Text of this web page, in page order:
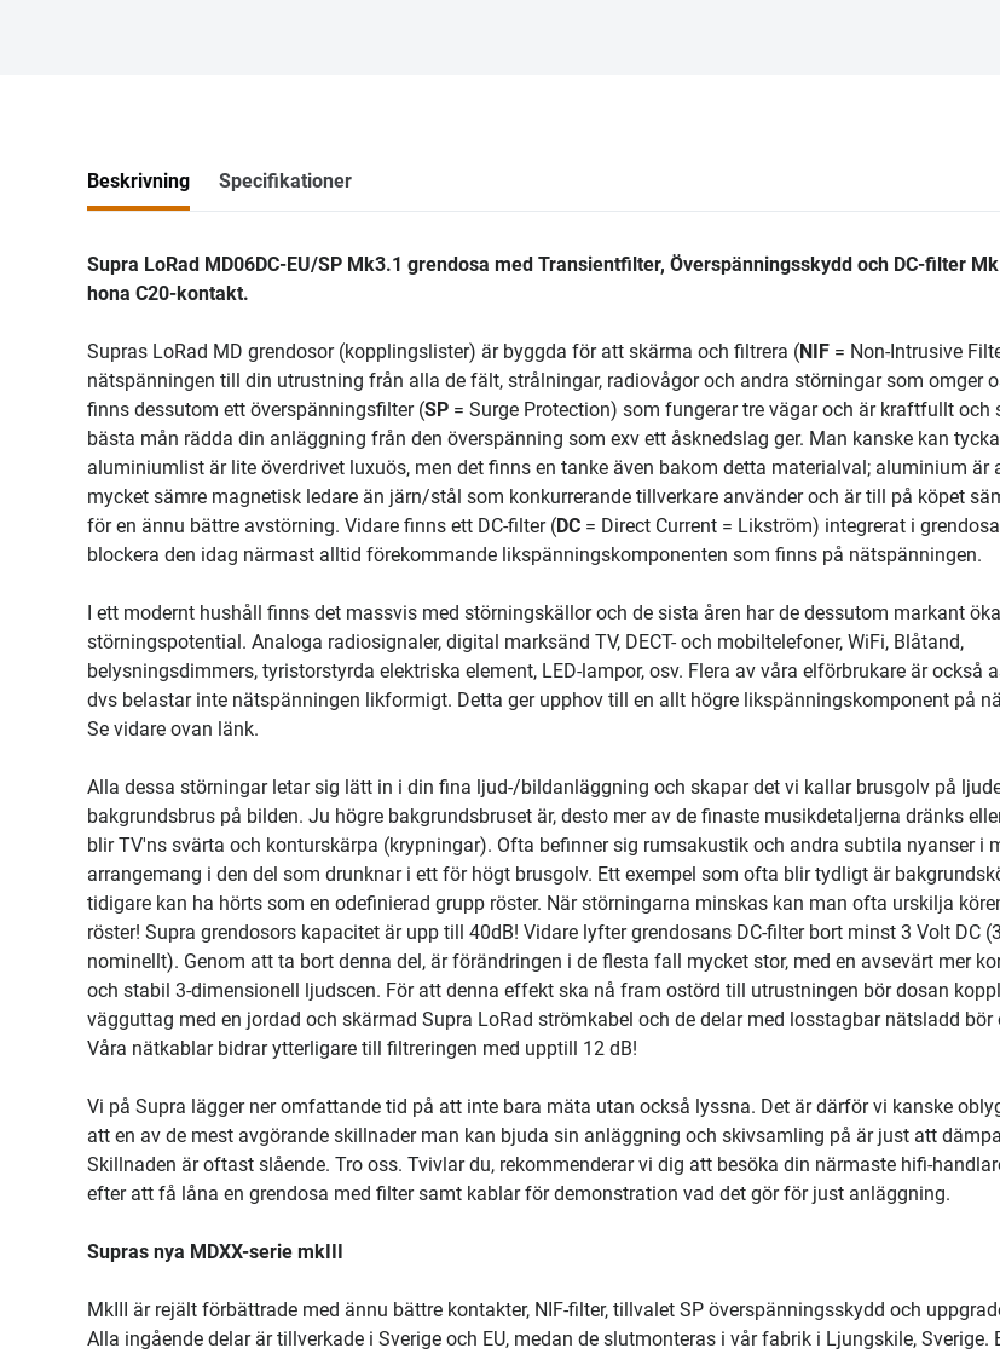
Beskrivning Specifikationer
Supra LoRad MD06DC-EU/SP Mk3.1 grendosa med Transientfilter, Överspänningsskydd och DC-filter
hona C20-kontakt.
Supras LoRad MD grendosor (kopplingslister) är byggda för att skärma och filtrera (NIF = Non-Intrusive
nätspänningen till din utrustning från alla de fält, strålningar, radiovågor och andra störningar som omger
finns dessutom ett överspänningsfilter (SP = Surge Protection) som fungerar tre vägar och är kraftfullt och
bästa mån rädda din anläggning från den överspänning som exv ett åsknedslag ger. Man kanske kan
aluminiumlist är lite överdrivet luxuös, men det finns en tanke även bakom detta materialval; aluminium är
mycket sämre magnetisk ledare än järn/stål som konkurrerande tillverkare använder och är till på köpet
för en ännu bättre avstörning. Vidare finns ett DC-filter (DC = Direct Current = Likström) integrerat i
blockera den idag närmast alltid förekommande likspänningskomponenten som finns på nätspänningen.
I ett modernt hushåll finns det massvis med störningskällor och de sista åren har de dessutom markant
störningspotential. Analoga radiosignaler, digital marksänd TV, DECT- och mobiltelefoner, WiFi, Blåtand,
belysningsdimmers, tyristorstyrda elektriska element, LED-lampor, osv. Flera av våra elförbrukare är också
dvs belastar inte nätspänningen likformigt. Detta ger upphov till en allt högre likspänningskomponent på
Se vidare ovan länk.
Alla dessa störningar letar sig lätt in i din fina ljud-/bildanläggning och skapar det vi kallar brusgolv på
bakgrundsbrus på bilden. Ju högre bakgrundsbruset är, desto mer av de finaste musikdetaljerna dränks
blir TV'ns svärta och konturskärpa (krypningar). Ofta befinner sig rumsakustik och andra subtila nyanser i
arrangemang i den del som drunknar i ett för högt brusgolv. Ett exempel som ofta blir tydligt är
tidigare kan ha hörts som en odefinierad grupp röster. När störningarna minskas kan man ofta urskilja
röster! Supra grendosors kapacitet är upp till 40dB! Vidare lyfter grendosans DC-filter bort minst 3 Volt DC
nominellt). Genom att ta bort denna del, är förändringen i de flesta fall mycket stor, med en avsevärt mer
och stabil 3-dimensionell ljudscen. För att denna effekt ska nå fram ostörd till utrustningen bör dosan
vägguttag med en jordad och skärmad Supra LoRad strömkabel och de delar med losstagbar nätsladd bör
Våra nätkablar bidrar ytterligare till filtreringen med upptill 12 dB!
Vi på Supra lägger ner omfattande tid på att inte bara mäta utan också lyssna. Det är därför vi kanske
att en av de mest avgörande skillnader man kan bjuda sin anläggning och skivsamling på är just att
Skillnaden är oftast slående. Tro oss. Tvivlar du, rekommenderar vi dig att besöka din närmaste hifi-
efter att få låna en grendosa med filter samt kablar för demonstration vad det gör för just anläggning.
Supras nya MDXX-serie mkIII
MkIII är rejält förbättrade med ännu bättre kontakter, NIF-filter, tillvalet SP överspänningsskydd och
Alla ingående delar är tillverkade i Sverige och EU, medan de slutmonteras i vår fabrik i Ljungskile, Sverige.